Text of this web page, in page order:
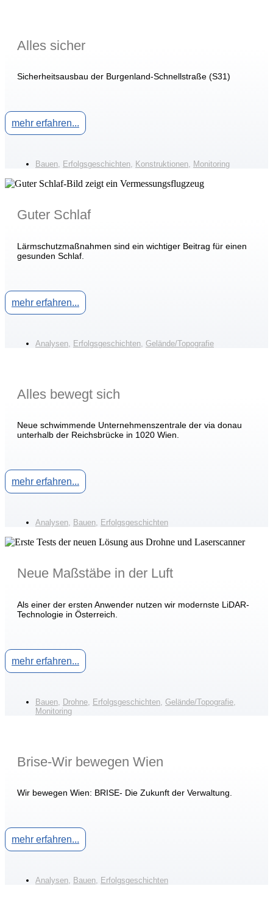
Alles sicher
Sicherheitsausbau der Burgenland-Schnellstraße (S31)
mehr erfahren...
Bauen, Erfolgsgeschichten, Konstruktionen, Monitoring
Guter Schlaf
Lärmschutzmaßnahmen sind ein wichtiger Beitrag für einen
gesunden Schlaf.
mehr erfahren...
Analysen Erfolgsgeschichten Gelände/Topografie
Alles bewegt sich
Neue schwimmende Unternehmenszentrale der via donau
unterhalb der Reichsbrücke in 1020 Wien.
mehr erfahren...
Analysen, Bauen, Erfolgsgeschichten
Neue Maßstäbe in der Luft
Als einer der ersten Anwender nutzen wir modernste LiDAR-
Technologie in Österreich.
mehr erfahren...
Bauen Drohne Erfolgsgeschichten Gelände/Topografie
Monitoring
Brise-Wir bewegen Wien
Wir bewegen Wien: BRISE- Die Zukunft der Verwaltung.
mehr erfahren...
Analysen, Bauen, Erfolgsgeschichten